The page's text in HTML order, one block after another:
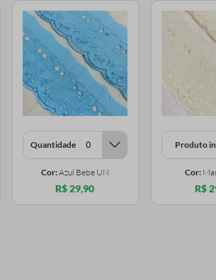
Quantidade
Cor:Azul Bebe UN
R$ 29,90
Produto
Cor:
R$